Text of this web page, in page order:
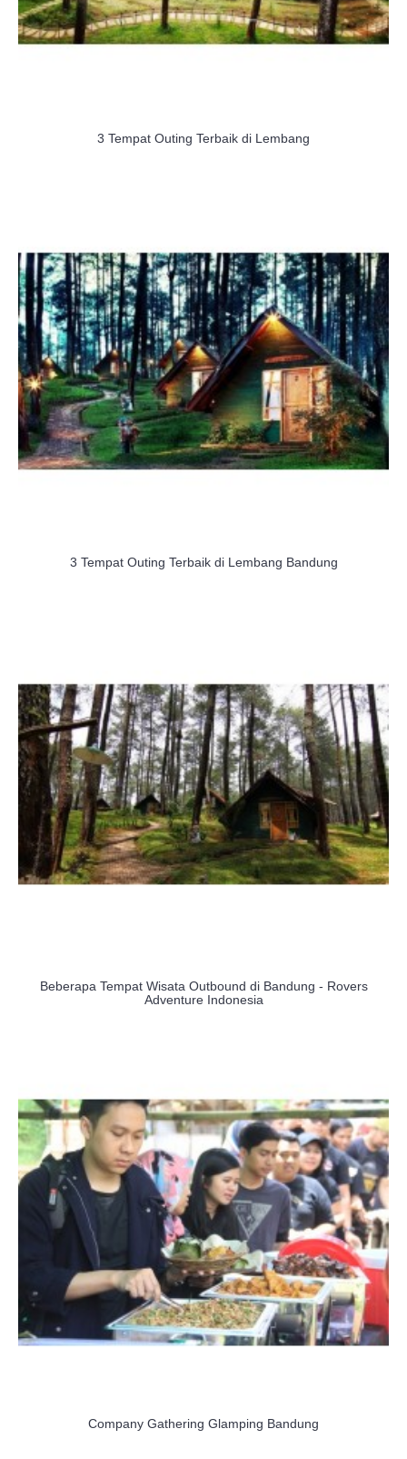
3 Tempat Outing Terbaik di Lembang
3 Tempat Outing Terbaik di Lembang Bandung
Beberapa Tempat Wisata Outbound di Bandung - Rovers
Adventure Indonesia
Company Gathering Glamping Bandung